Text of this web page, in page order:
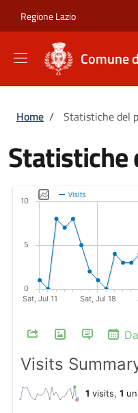
Regione Lazio
Comune
Briciole di
Home / Statistiche del
Statistiche